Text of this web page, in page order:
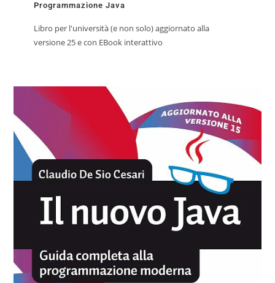
Programmazione Java
Libro per l'università (e non solo) aggiornato alla
versione 25 e con EBook interattivo